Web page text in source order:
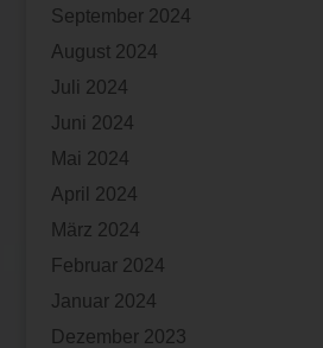
September 2024
August 2024
Juli 2024
Juni 2024
Mai 2024
April 2024
März 2024
Februar 2024
Januar 2024
Dezember 2023